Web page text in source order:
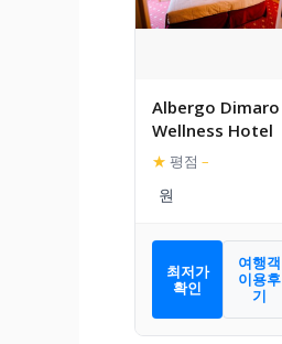
Albergo Dimaro
Wellness Hotel
★ 평점 –
최저가
확인
여행객
이용후
기